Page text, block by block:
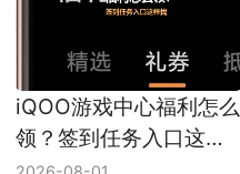
iQOO游戏中心福利怎么
领？签到任务入口这样
找